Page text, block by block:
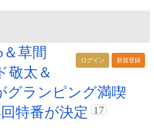
ログイン 新規登録
草間
敬太＆
グランピング満喫
特番が決定 17